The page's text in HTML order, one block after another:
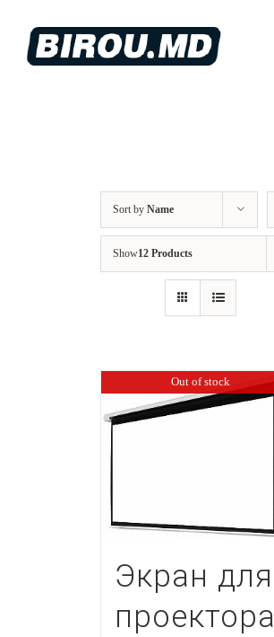
content
Sort by Name
Show12 Products
Out of stock
Экран для
проектора